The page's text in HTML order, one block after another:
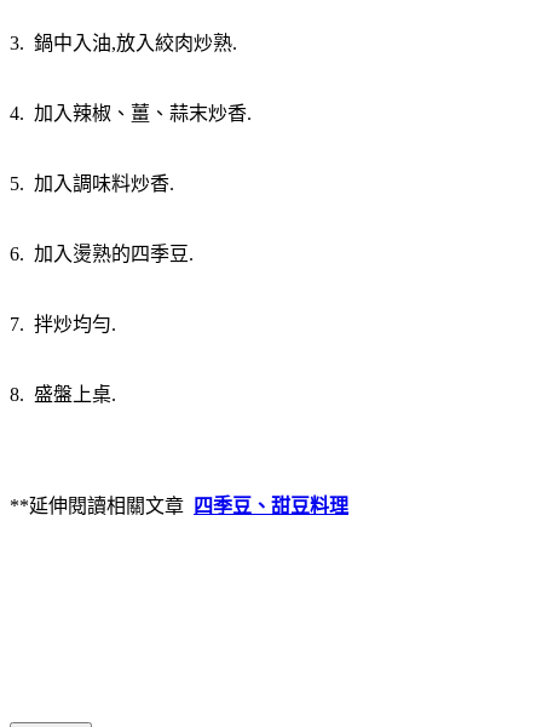
3. 鍋中入油,放入絞肉炒熟.
4. 加入辣椒、薑、蒜末炒香.
5. 加入調味料炒香.
6. 加入燙熟的四季豆.
7. 拌炒均勻.
8. 盛盤上桌.
**延伸閱讀相關文章 四季豆、甜豆料理